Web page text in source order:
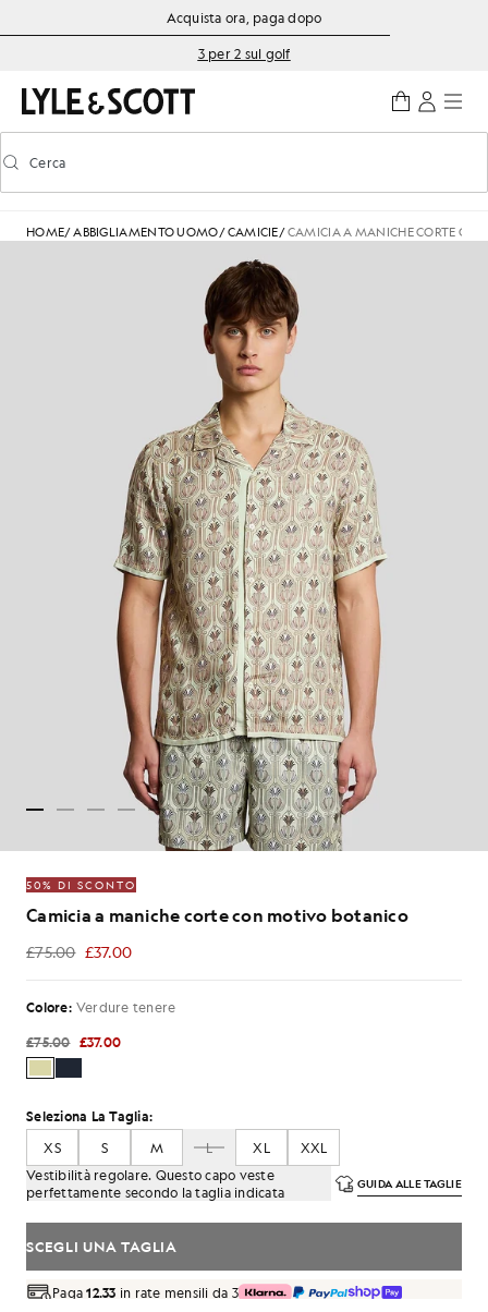
Vai al contenuto principale
Informazioni sull'accessibilitàAcquista ora, paga dopo
3 per 2 sul golf
Attiva/disattiva la ricerca predittiva
Cerca
HOME/ABBIGLIAMENTO UOMO/CAMICIE/CAMICIA A MANICHE CORTE
50% DI SCONTO
Camicia a maniche corte con motivo botanico
£75.00 £37.00
£37.00
Colore: Verdure tenere
£75.00 £37.00
Seleziona La Taglia:
XS
S M L XL
XXL
Vestibilità regolare. Questo capo veste
perfettamente secondo la taglia indicata
GUIDA ALLE TAGLIE
SCEGLI UNA TAGLIA
Paga12.33 in rate mensili da 3